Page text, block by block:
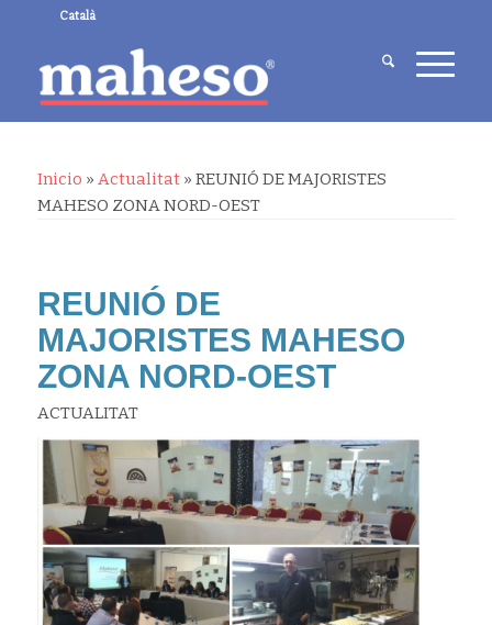
Català
Inicio » Actualitat» REUNIÓ DE MAJORISTES
MAHESO ZONA NORD-OEST
REUNIÓ DE
MAJORISTES MAHESO
ZONA NORD-OEST
ACTUALITAT